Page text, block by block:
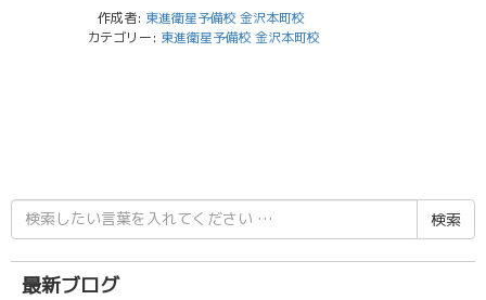
作成者: 東進衛星予備校 金沢本町校
カテゴリー: 東進衛星予備校 金沢本町校
検
索
結
果:
最新ブログ